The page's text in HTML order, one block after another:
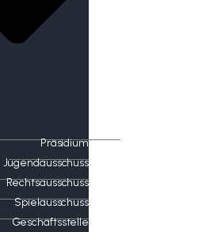
Präsidium
Jugendausschuss
Rechtsausschuss
Spielausschuss
Geschäftsstelle